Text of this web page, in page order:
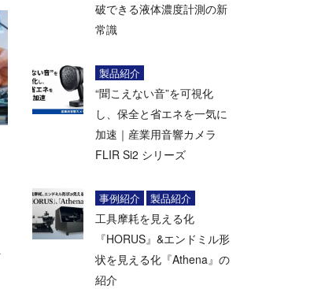
破できる液体濃度計測の新
常識
製品紹介
“聞こえない音”を可視化
し、保全と省エネを一気に
加速｜産業用音響カメラ
FLIR Si2 シリーズ
事例紹介 製品紹介
工具摩耗を見える化
『HORUS』&エンドミル形
状を見える化『Athena』の
紹介